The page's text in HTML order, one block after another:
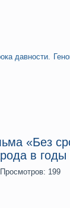
давности.
«Без
в
| Просмотров: 199